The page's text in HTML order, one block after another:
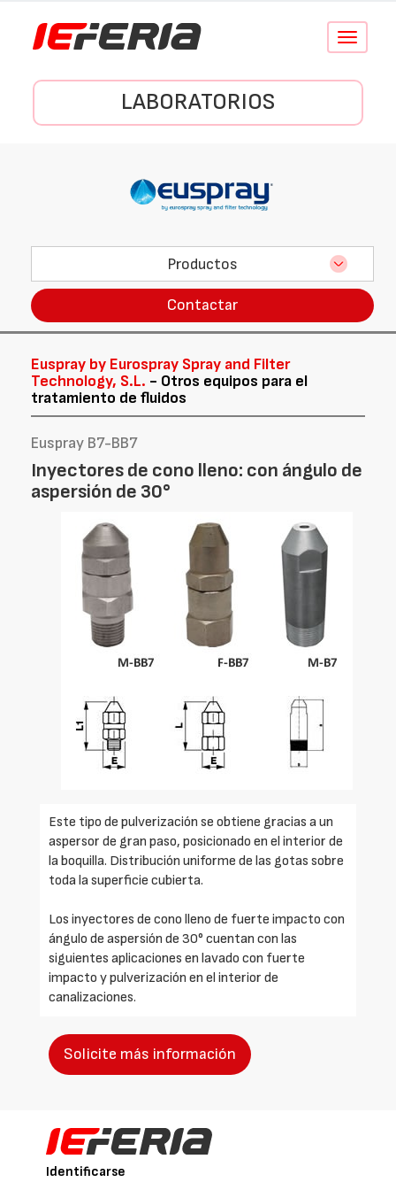
Conmutar
LABORATORIOS
Productos
Contactar
Euspray by Eurospray Spray and Filter
Technology, S.L. - Otros equipos para el
tratamiento de fluidos
Euspray B7-BB7
Inyectores de cono lleno: con ángulo de
aspersión de 30°
Este tipo de pulverización se obtiene gracias a un
aspersor de gran paso, posicionado en el interior de
la boquilla. Distribución uniforme de las gotas sobre
toda la superficie cubierta.
Los inyectores de cono lleno de fuerte impacto con
ángulo de aspersión de 30° cuentan con las
siguientes aplicaciones en lavado con fuerte
impacto y pulverización en el interior de
canalizaciones.
Solicite más información
Identificarse